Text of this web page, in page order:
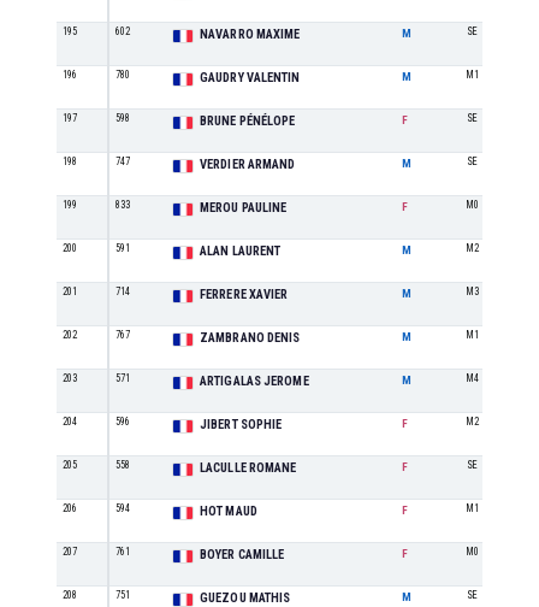
195 602 NAVARRO MAXIME M SE
196 780 GAUDRY VALENTIN M M1
197 598 BRUNE PÉNÉLOPE F SE
198 747 VERDIER ARMAND M SE
199 833 MEROU PAULINE F M0
200 591 ALAN LAURENT M M2
201 714 FERRERE XAVIER M M3
202 767 ZAMBRANO DENIS M M1
203 571 ARTIGALAS JEROME M M4
204 596 JIBERT SOPHIE F M2
205 558 LACULLE ROMANE F SE
206 594 HOT MAUD F M1
207 761 BOYER CAMILLE F M0
208 751 GUEZOU MATHIS M SE